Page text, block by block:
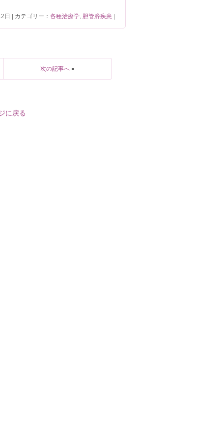
日 | カテゴリー：各種治療学 胆管膵疾患 |
次の記事へ »
に戻る